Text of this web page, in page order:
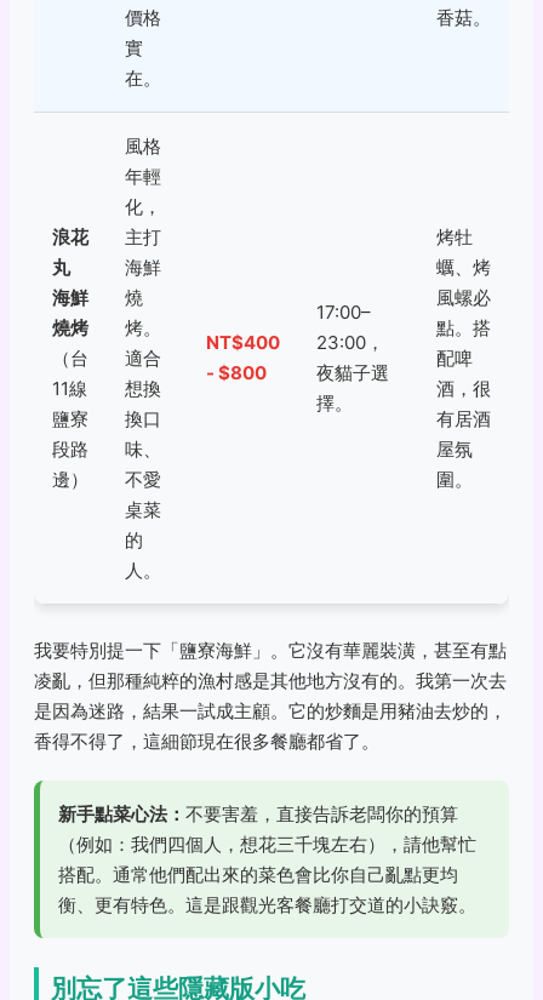
價格
實
在。
香菇。
浪花
丸
海鮮
燒烤
（台
11線
鹽寮
段路
邊）
風格
年輕
化，
主打
海鮮
燒
烤。
適合
想換
換口
味、
不愛
桌菜
的
人。
NT$400
- $800
17:00–
23:00，
夜貓子選
擇。
烤牡
蠣、烤
風螺必
點。搭
配啤
酒，很
有居酒
屋氛
圍。
我要特別提一下「鹽寮海鮮」。它沒有華麗裝潢，甚至有點
凌亂，但那種純粹的漁村感是其他地方沒有的。我第一次去
是因為迷路，結果一試成主顧。它的炒麵是用豬油去炒的，
香得不得了，這細節現在很多餐廳都省了。
新手點菜心法： 不要害羞，直接告訴老闆你的預算
（例如：我們四個人，想花三千塊左右），請他幫忙
搭配。通常他們配出來的菜色會比你自己亂點更均
衡、更有特色。這是跟觀光客餐廳打交道的小訣竅。
別忘了這些隱藏版小吃